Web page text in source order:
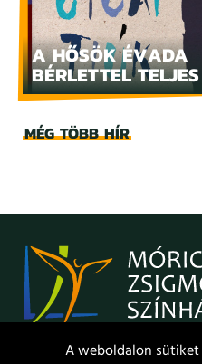
A HŐSÖK ÉVADA
BÉRLETTEL TELJES
MÉG TÖBB HÍR
A weboldalon sütiket